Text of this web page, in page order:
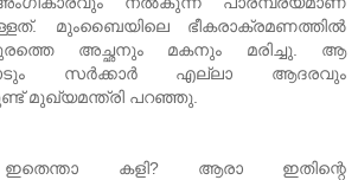
മുംബൈയിലെ ഭീകരാക്രമണത്തില്‍
അച്ഛനും മകനും മരിച്ചു. ആ
സര്‍ക്കാര്‍ എല്ലാ ആദരവും
മുഖ്യമന്ത്രി പറഞ്ഞു.
കളി? ആരാ ഇതിന്റെ